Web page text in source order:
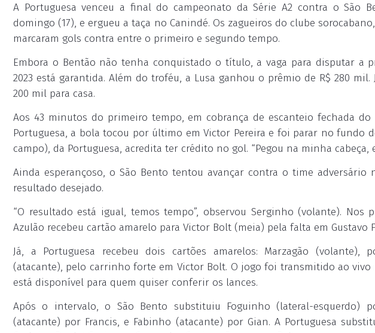
A Portuguesa venceu a final do campeonato da Série A2 contra o São
domingo (17), e ergueu a taça no Canindé. Os zagueiros do clube
marcaram gols contra entre o primeiro e segundo tempo.
Embora o Bentão não tenha conquistado o título, a vaga para disputar a
2023 está garantida. Além do troféu, a Lusa ganhou o prêmio de R$ 280 mil.
200 mil para casa.
Aos 43 minutos do primeiro tempo, em cobrança de escanteio fechada do
Portuguesa, a bola tocou por último em Victor Pereira e foi parar no fundo
campo), da Portuguesa, acredita ter crédito no gol. “Pegou na minha cabeça,
Ainda esperançoso, o São Bento tentou avançar contra o time
resultado desejado.
“O resultado está igual, temos tempo”, observou Serginho (volante).
Azulão recebeu cartão amarelo para Victor Bolt (meia) pela falta em Gustavo
Já, a Portuguesa recebeu dois cartões amarelos: Marzagão (volante),
(atacante), pelo carrinho forte em Victor Bolt. O jogo foi transmitido ao vivo
está disponível para quem quiser conferir os lances.
Após o intervalo, o São Bento substituiu Foguinho (lateral-esquerdo)
(atacante) por Francis, e Fabinho (atacante) por Gian. A Portuguesa